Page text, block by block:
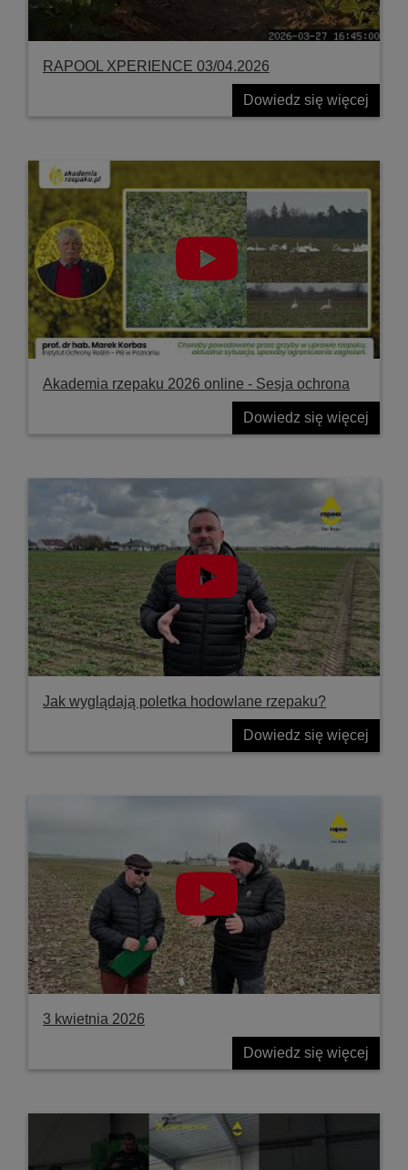
RAPOOL XPERIENCE 03/04.2026
Dowiedz się więcej
Akademia rzepaku 2026 online - Sesja ochrona
Dowiedz się więcej
Jak wyglądają poletka hodowlane rzepaku?
Dowiedz się więcej
3 kwietnia 2026
Dowiedz się więcej